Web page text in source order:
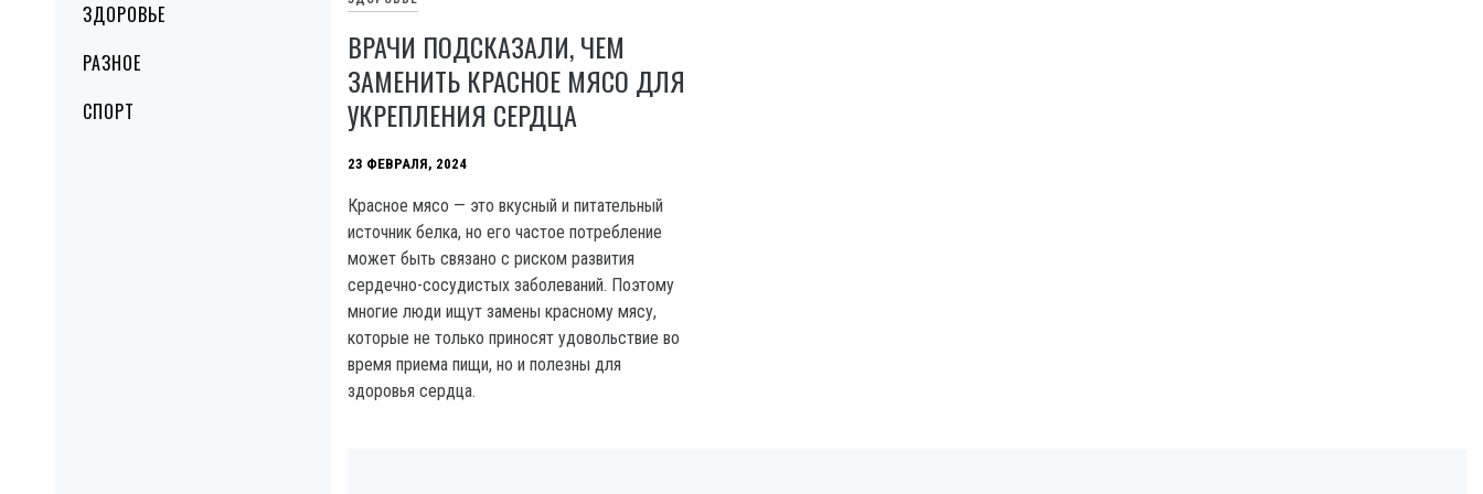
ЗДОРОВЬЕ
РАЗНОЕ
СПОРТ
ВРАЧИ ПОДСКАЗАЛИ, ЧЕМ
ЗАМЕНИТЬ КРАСНОЕ МЯСО ДЛЯ
УКРЕПЛЕНИЯ СЕРДЦА
23 ФЕВРАЛЯ, 2024
Красное мясо — это вкусный и питательный
источник белка, но его частое потребление
может быть связано с риском развития
сердечно-сосудистых заболеваний. Поэтому
многие люди ищут замены красному мясу,
которые не только приносят удовольствие во
время приема пищи, но и полезны для
здоровья сердца.